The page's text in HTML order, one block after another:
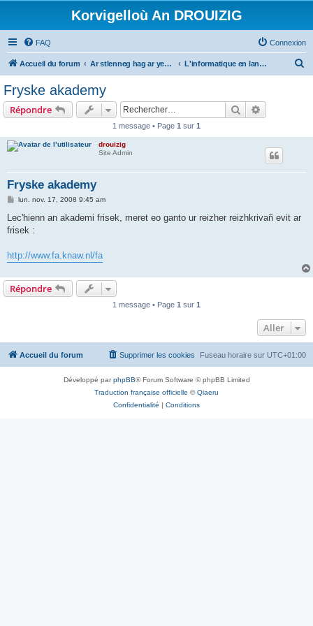
Korvigelloù An DROUIZIG
FAQ Connexion
Accueil du forum Ar stlenneg hag ar yezhoù bihan er bed a-bezh L'informatique en langues régionales et minoritaires
Fryske akademy
Répondre Rechercher
1 message • Page 1 sur 1
drouizig
Site Admin
Fryske akademy
M
s
a
lun. nov. 17, 2008 9:45 am
Lec'hienn an akademi frisek, meret eo ganto ur reizher reizhkrivañ evit ar
frisek :
http://www.fa.knaw.nl/fa
Répondre
1 message • Page 1 sur 1
Aller
Accueil du forum Fuseau horaire sur UTC+01:00
Supprimer les cookies
Développé parphpBB® Forum Software © phpBB Limited
Traduction française officielle ©Qiaeru
Confidentialité | Conditions